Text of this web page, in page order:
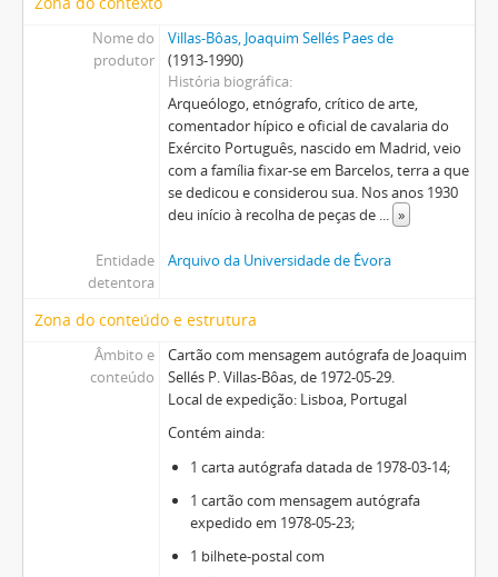
Nome do
produtor
Villas-Bôas, Joaquim Sellés Paes de
(1913-1990)
História biográfica
Arqueólogo, etnógrafo, crítico de arte,
comentador hípico e oficial de cavalaria do
Exército Português, nascido em Madrid, veio
com a família fixar-se em Barcelos, terra a que
se dedicou e considerou sua. Nos anos 1930
deu início à recolha de peças de ... »
Entidade
detentora
Arquivo da Universidade de Évora
Zona do conteúdo e estrutura
Âmbito e
conteúdo
Cartão com mensagem autógrafa de Joaquim
Sellés P. Villas-Bôas, de 1972-05-29.
Local de expedição: Lisboa, Portugal
Contém ainda:
1 carta autógrafa datada de 1978-03-14;
1 cartão com mensagem autógrafa
expedido em 1978-05-23;
1 bilhete-postal com